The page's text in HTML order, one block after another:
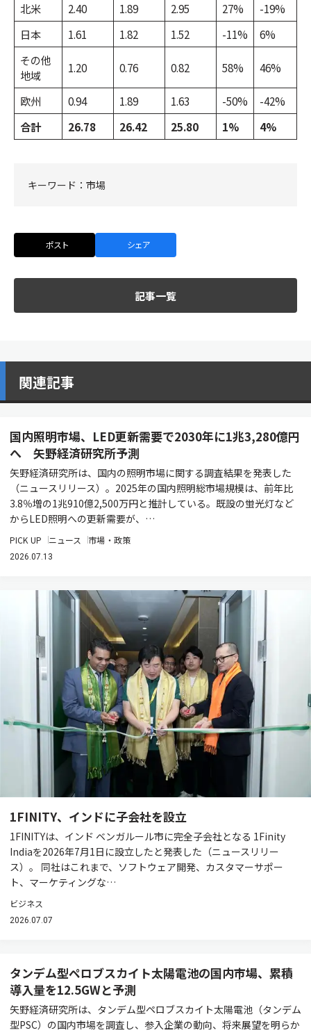
北米
2.40 1.89 2.95 27%
-19%
日本
1.61 1.82 1.52 -11%
6%
その他
地域
1.20 0.76 0.82 58% 46%
欧州 0.94 1.89 1.63 -50%
-42%
合計
26.78 26.42 25.80 1% 4%
キーワード： 市場
ポスト シェア
記事一覧
関連記事
国内照明市場、LED更新需要で2030年に1兆3,280億円
へ 矢野経済研究所予測
矢野経済研究所は、国内の照明市場に関する調査結果を発表した
（ニュースリリース）。2025年の国内照明総市場規模は、前年比
3.8％増の1兆910億2,500万円と推計している。既設の蛍光灯など
からLED照明への更新需要が、…
PICK UP ニュース 市場・政策
2026.07.13
1FINITY、インドに子会社を設立
1FINITYは、インド ベンガルール市に完全子会社となる 1Finity
Indiaを2026年7月1日に設立したと発表した（ニュースリリー
ス）。 同社はこれまで、ソフトウェア開発、カスタマーサポー
ト、マーケティングな…
ビジネス
2026.07.07
タンデム型ペロブスカイト太陽電池の国内市場、累積
導入量を12.5GWと予測
矢野経済研究所は、タンデム型ペロブスカイト太陽電池（タンデム
型PSC）の国内市場を調査し、参入企業の動向、将来展望を明らか